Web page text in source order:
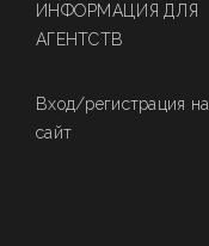
ИНФОРМАЦИЯ ДЛЯ
АГЕНТСТВ
Вход/регистрация на
сайт